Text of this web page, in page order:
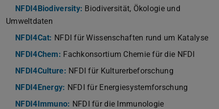
NFDI4Biodiversity: Biodiversität, Ökologie und
Umweltdaten
NFDI4Cat: NFDI für Wissenschaften rund um Katalyse
NFDI4Chem: Fachkonsortium Chemie für die NFDI
NFDI4Culture: NFDI für Kulturerbeforschung
NFDI4Energy: NFDI für Energiesystemforschung
NFDI4Immuno: NFDI für die Immunologie